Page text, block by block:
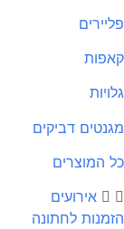
דביקים
המוצרים
אירועים
לחתונה